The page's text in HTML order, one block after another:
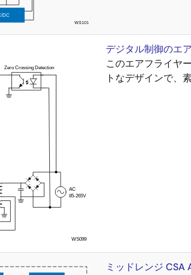
デジタル制御のエ
このエアフライヤ
トなデザインで、
ミッドレンジ CSA